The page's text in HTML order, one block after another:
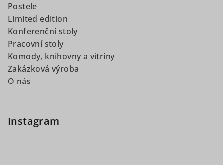
Postele
Limited edition
Konferenční stoly
Pracovní stoly
Komody, knihovny a vitríny
Zakázková výroba
O nás
Instagram